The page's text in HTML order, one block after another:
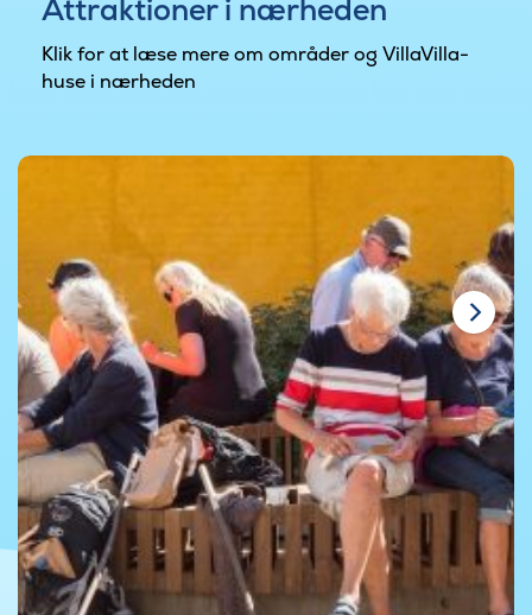
Attraktioner i nærheden
Klik for at læse mere om områder og VillaVilla-
huse i nærheden